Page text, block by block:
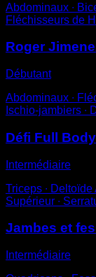
Abdominaux ∙
Fléchisseurs de
Roger
Débutant
Abdominaux ∙
Ischio-jambiers ∙
Défi Full
Intermédiaire
Triceps ∙
Supérieur ∙
Jambes et
Intermédiaire